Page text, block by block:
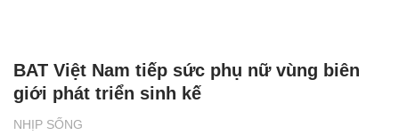
NHỊP SỐNG
BAT Việt Nam tiếp sức phụ nữ vùng biên
giới phát triển sinh kế